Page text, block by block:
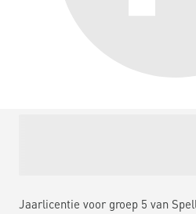
Jaarlicentie voor groep 5 van